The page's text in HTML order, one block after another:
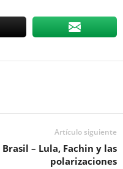
Artículo siguiente
Brasil – Lula, Fachin y las
polarizaciones